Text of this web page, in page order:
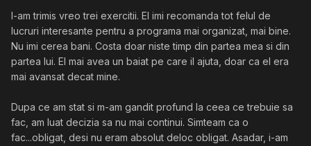
I-am trimis vreo trei exercitii. El imi recomanda tot felul de
lucruri interesante pentru a programa mai organizat, mai bine.
Nu imi cerea bani. Costa doar niste timp din partea mea si din
partea lui. El mai avea un baiat pe care il ajuta, doar ca el era
mai avansat decat mine.
Dupa ce am stat si m-am gandit profund la ceea ce trebuie sa
fac, am luat decizia sa nu mai continui. Simteam ca o
fac...obligat, desi nu eram absolut deloc obligat. Asadar, i-am